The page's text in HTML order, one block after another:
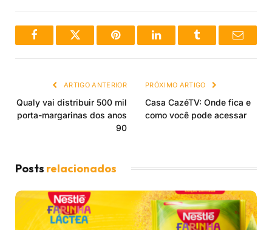
FacebookTwitter Pinterest LinkedInTumblr Email
ARTIGO ANTERIOR
Qualy vai distribuir 500 mil
porta-margarinas dos anos
90
PRÓXIMO ARTIGO
Casa CazéTV: Onde fica e
como você pode acessar
Posts relacionados